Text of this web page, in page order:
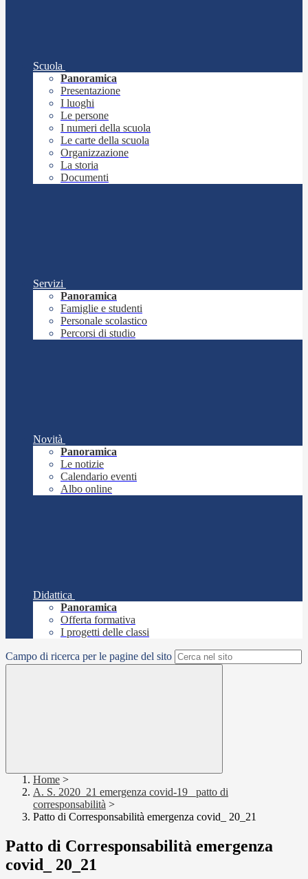
Scuola
Panoramica
Presentazione
I luoghi
Le persone
I numeri della scuola
Le carte della scuola
Organizzazione
La storia
Documenti
Servizi
Panoramica
Famiglie e studenti
Personale scolastico
Percorsi di studio
Novità
Panoramica
Le notizie
Calendario eventi
Albo online
Didattica
Panoramica
Offerta formativa
I progetti delle classi
Campo di ricerca per le pagine del sito
Home >
A. S. 2020_21 emergenza covid-19_ patto di
corresponsabilità >
Patto di Corresponsabilità emergenza covid_ 20_21
Patto di Corresponsabilità emergenza
covid_ 20_21